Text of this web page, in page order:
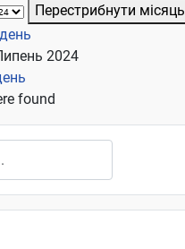
Перестрибнути місяць
2024
found